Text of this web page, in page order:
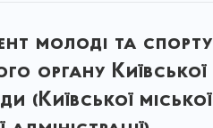
молоді та спорту
органу Київської
(Київської міської